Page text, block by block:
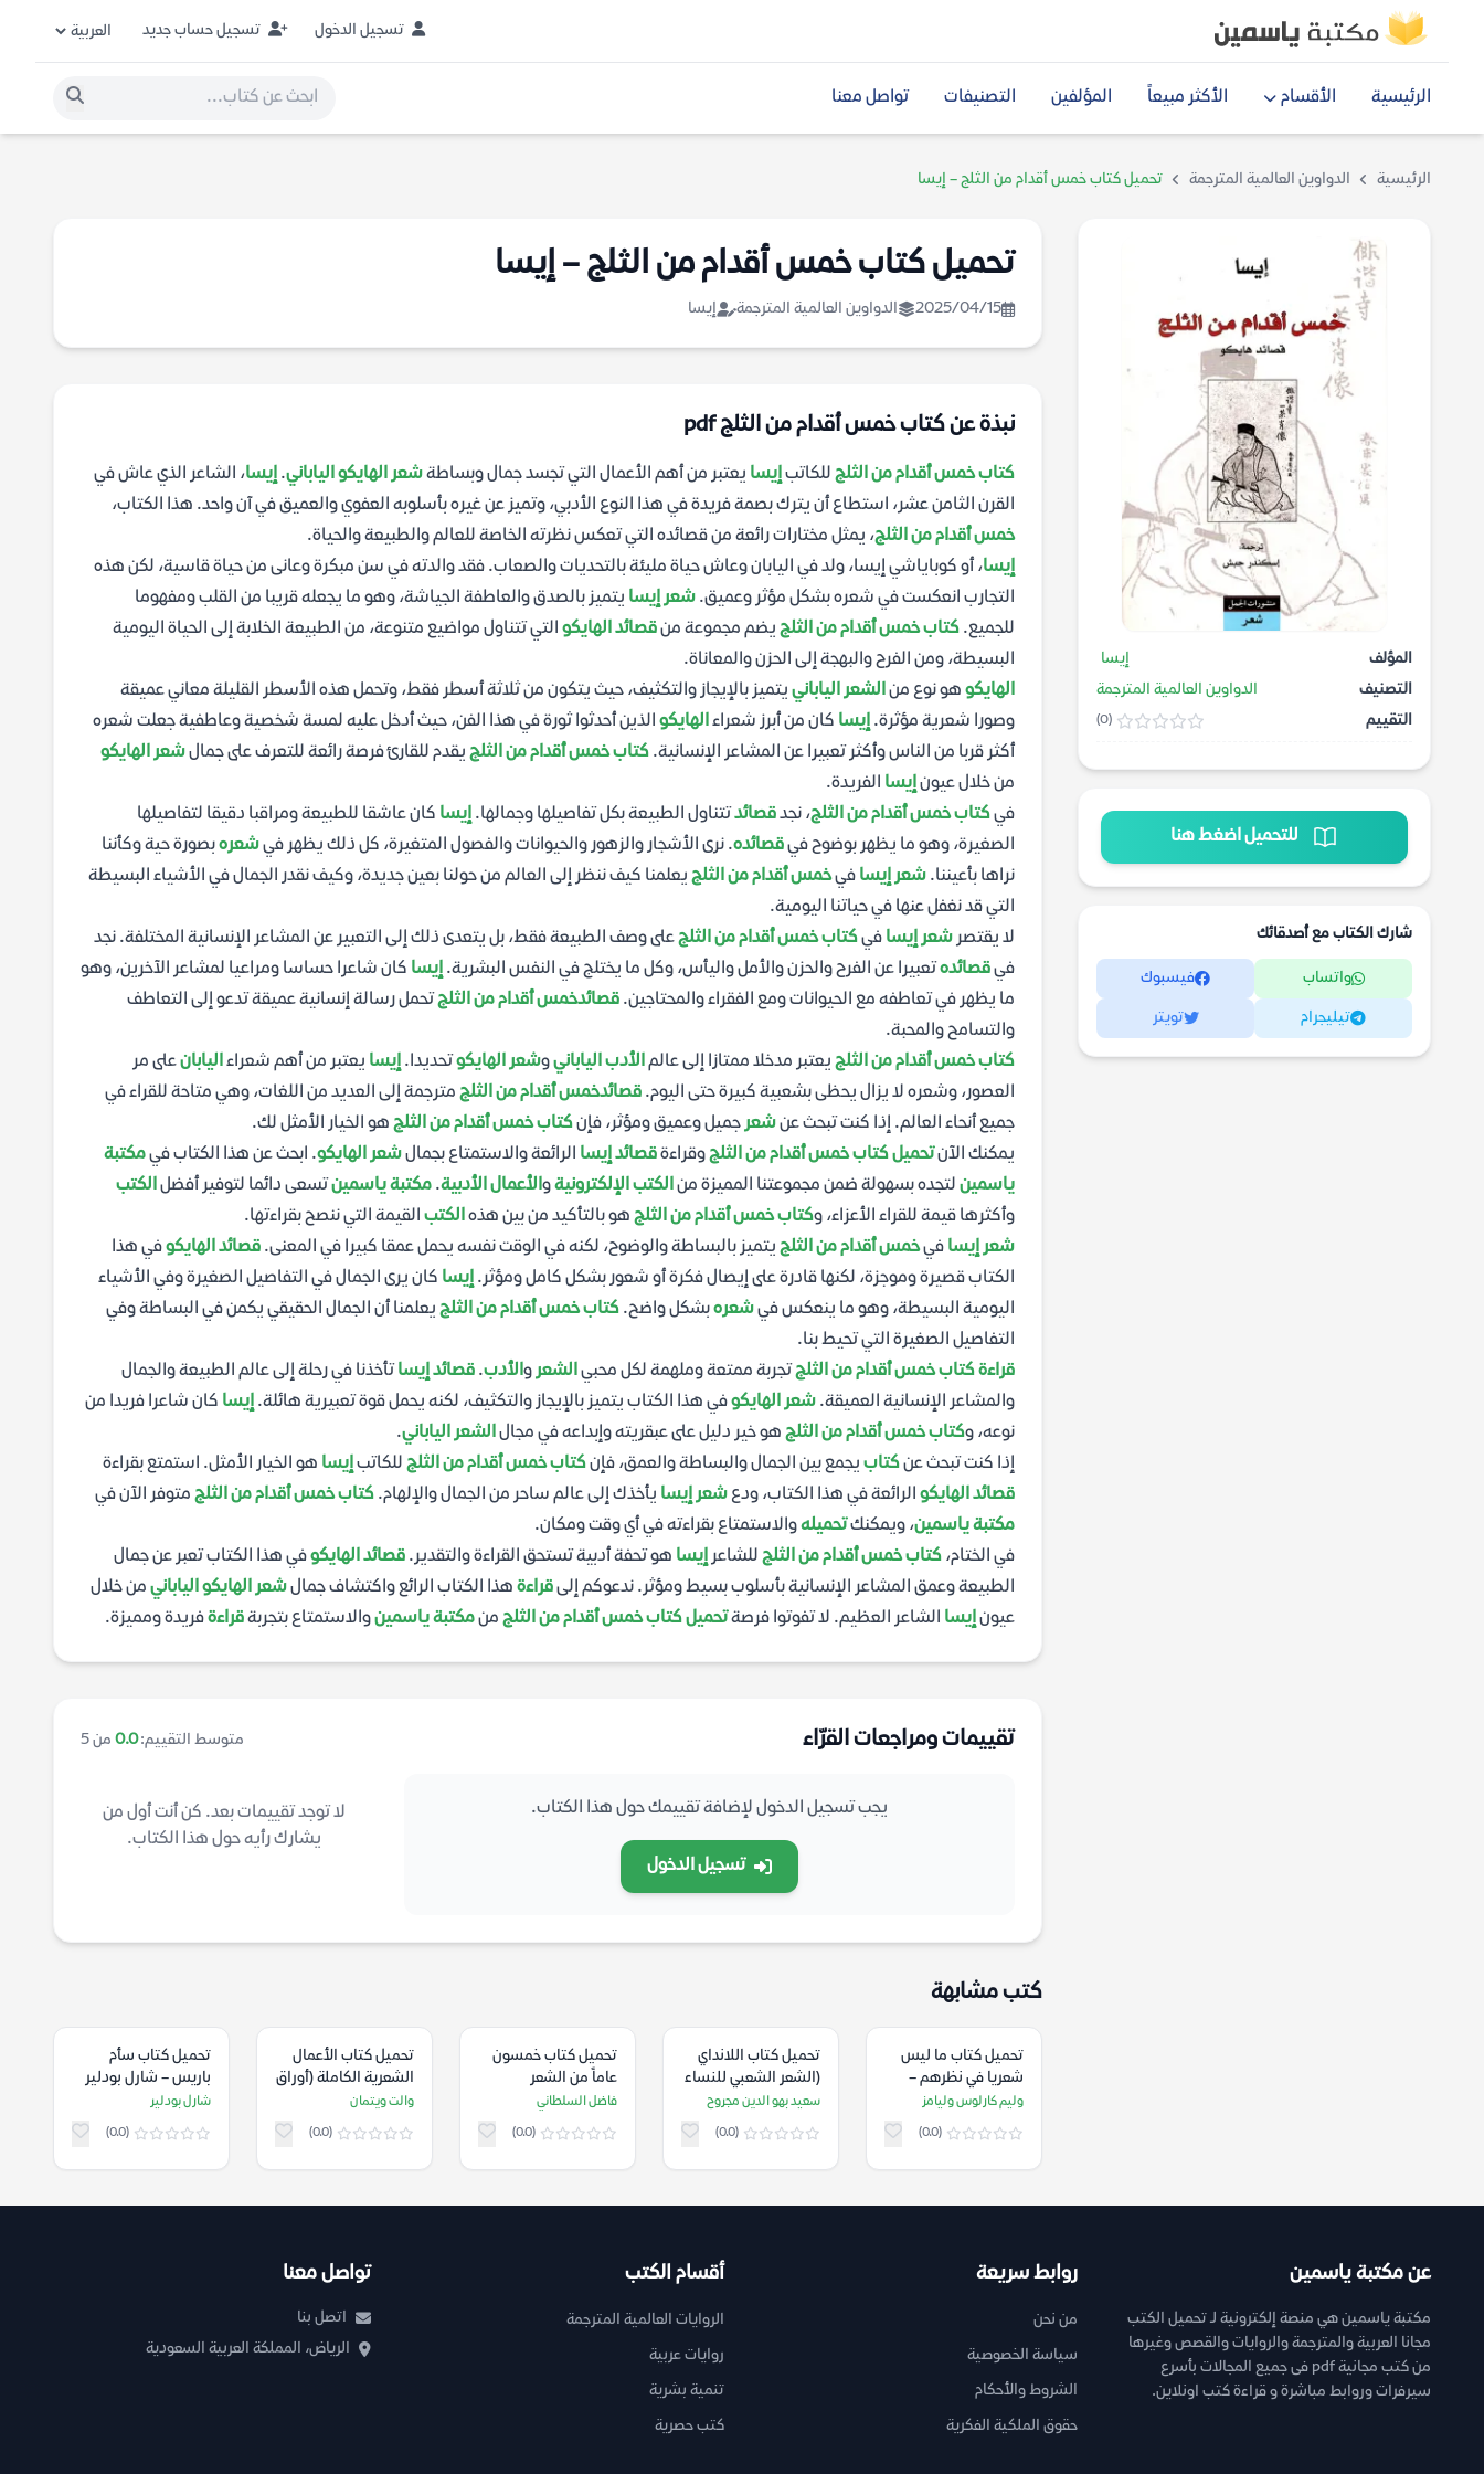
تسجيل الدخول تسجيل حساب جديد
الرئيسية الأقسام الأكثر مبيعاً المؤلفين التصنيفات تواصل معنا
الرئيسية الدواوين العالمية المترجمة تحميل كتاب خمس أقدام من الثلج – إيسا
المؤلف
إيسا
التصنيف
الدواوين العالمية المترجمة
التقييم
(0)
للتحميل اضغط هنا
شارك الكتاب مع أصدقائك
واتساب فيسبوك
تيليجرام تويتر
تحميل كتاب خمس أقدام من الثلج – إيسا
2025/04/15 الدواوين العالمية المترجمة إيسا
نبذة عن كتاب خمس أقدام من الثلج pdf
كتاب خمس أقدام من الثلج للكاتبإيسا يعتبر من أهم الأعمال التي تجسد جمال وبساطةشعر الهايكو الياباني. إيسا، الشاعر الذي عاش في
القرن الثامن عشر، استطاع أن يترك بصمة فريدة في هذا النوع الأدبي، وتميز عن غيره بأسلوبه العفوي والعميق في آن واحد. هذا الكتاب،
خمس أقدام من الثلج، يمثل مختارات رائعة من قصائده التي تعكس نظرته الخاصة للعالم والطبيعة والحياة.
إيسا، أو كوباياشي إيسا، ولد في اليابان وعاش حياة مليئة بالتحديات والصعاب. فقد والدته في سن مبكرة وعانى من حياة قاسية، لكن هذه
التجارب انعكست في شعره بشكل مؤثر وعميق. شعر إيسا يتميز بالصدق والعاطفة الجياشة، وهو ما يجعله قريبا من القلب ومفهوما
للجميع. كتاب خمس أقدام من الثلج يضم مجموعة منقصائد الهايكو التي تتناول مواضيع متنوعة، من الطبيعة الخلابة إلى الحياة اليومية
البسيطة، ومن الفرح والبهجة إلى الحزن والمعاناة.
الهايكو هو نوع منالشعر الياباني يتميز بالإيجاز والتكثيف، حيث يتكون من ثلاثة أسطر فقط، وتحمل هذه الأسطر القليلة معاني عميقة
وصورا شعرية مؤثرة. إيسا كان من أبرز شعراءالهايكو الذين أحدثوا ثورة في هذا الفن، حيث أدخل عليه لمسة شخصية وعاطفية جعلت شعره
أكثر قربا من الناس وأكثر تعبيرا عن المشاعر الإنسانية. كتاب خمس أقدام من الثلج يقدم للقارئ فرصة رائعة للتعرف على جمالشعر الهايكو
من خلال عيونإيسا الفريدة.
فيكتاب خمس أقدام من الثلج، نجدقصائدتتناول الطبيعة بكل تفاصيلها وجمالها. إيسا كان عاشقا للطبيعة ومراقبا دقيقا لتفاصيلها
الصغيرة، وهو ما يظهر بوضوح فيقصائده. نرى الأشجار والزهور والحيوانات والفصول المتغيرة، كل ذلك يظهر فيشعرهبصورة حية وكأننا
نراها بأعيننا. شعر إيسا فيخمس أقدام من الثلج يعلمنا كيف ننظر إلى العالم من حولنا بعين جديدة، وكيف نقدر الجمال في الأشياء البسيطة
التي قد نغفل عنها في حياتنا اليومية.
لا يقتصر شعر إيسا فيكتاب خمس أقدام من الثلجعلى وصف الطبيعة فقط، بل يتعدى ذلك إلى التعبير عن المشاعر الإنسانية المختلفة. نجد
فيقصائدهتعبيرا عن الفرح والحزن والأمل واليأس، وكل ما يختلج في النفس البشرية. إيسا كان شاعرا حساسا ومراعيا لمشاعر الآخرين، وهو
ما يظهر في تعاطفه مع الحيوانات ومع الفقراء والمحتاجين. قصائدخمس أقدام من الثلجتحمل رسالة إنسانية عميقة تدعو إلى التعاطف
والتسامح والمحبة.
كتاب خمس أقدام من الثلج يعتبر مدخلا ممتازا إلى عالمالأدب اليابانيوشعر الهايكوتحديدا. إيسا يعتبر من أهم شعراءاليابانعلى مر
العصور، وشعره لا يزال يحظى بشعبية كبيرة حتى اليوم. قصائدخمس أقدام من الثلج مترجمة إلى العديد من اللغات، وهي متاحة للقراء في
جميع أنحاء العالم. إذا كنت تبحث عنشعرجميل وعميق ومؤثر، فإنكتاب خمس أقدام من الثلج هو الخيار الأمثل لك.
يمكنك الآنتحميل كتاب خمس أقدام من الثلجوقراءةقصائد إيسا الرائعة والاستمتاع بجمالشعر الهايكو. ابحث عن هذا الكتاب فيمكتبة
ياسمين لتجده بسهولة ضمن مجموعتنا المميزة منالكتب الإلكترونيةوالأعمال الأدبية. مكتبة ياسمينتسعى دائما لتوفير أفضلالكتب
وأكثرها قيمة للقراء الأعزاء، وكتاب خمس أقدام من الثلج هو بالتأكيد من بين هذهالكتب القيمة التي ننصح بقراءتها.
شعر إيسا فيخمس أقدام من الثلج يتميز بالبساطة والوضوح، لكنه في الوقت نفسه يحمل عمقا كبيرا في المعنى. قصائد الهايكوفي هذا
الكتاب قصيرة وموجزة، لكنها قادرة على إيصال فكرة أو شعور بشكل كامل ومؤثر. إيسا كان يرى الجمال في التفاصيل الصغيرة وفي الأشياء
اليومية البسيطة، وهو ما ينعكس فيشعرهبشكل واضح. كتاب خمس أقدام من الثلج يعلمنا أن الجمال الحقيقي يكمن في البساطة وفي
التفاصيل الصغيرة التي تحيط بنا.
قراءة كتاب خمس أقدام من الثلجتجربة ممتعة وملهمة لكل محبيالشعروالأدب. قصائد إيساتأخذنا في رحلة إلى عالم الطبيعة والجمال
والمشاعر الإنسانية العميقة. شعر الهايكوفي هذا الكتاب يتميز بالإيجاز والتكثيف، لكنه يحمل قوة تعبيرية هائلة. إيسا كان شاعرا فريدا من
نوعه، وكتاب خمس أقدام من الثلج هو خير دليل على عبقريته وإبداعه في مجالالشعر الياباني.
إذا كنت تبحث عنكتاب يجمع بين الجمال والبساطة والعمق، فإنكتاب خمس أقدام من الثلج للكاتبإيسا هو الخيار الأمثل. استمتع بقراءة
قصائد الهايكو الرائعة في هذا الكتاب، ودع شعر إيسا يأخذك إلى عالم ساحر من الجمال والإلهام. كتاب خمس أقدام من الثلج متوفر الآن في
مكتبة ياسمين، ويمكنكتحميلهوالاستمتاع بقراءته في أي وقت ومكان.
في الختام، كتاب خمس أقدام من الثلج للشاعر إيسا هو تحفة أدبية تستحق القراءة والتقدير. قصائد الهايكوفي هذا الكتاب تعبر عن جمال
الطبيعة وعمق المشاعر الإنسانية بأسلوب بسيط ومؤثر. ندعوكم إلىقراءة هذا الكتاب الرائع واكتشاف جمالشعر الهايكو الياباني من خلال
عيونإيسا الشاعر العظيم. لا تفوتوا فرصةتحميل كتاب خمس أقدام من الثلج منمكتبة ياسمينوالاستمتاع بتجربةقراءةفريدة ومميزة.
تقييمات ومراجعات القرّاء متوسط التقييم:0.0 من 5
يجب تسجيل الدخول لإضافة تقييمك حول هذا الكتاب.
تسجيل الدخول
لا توجد تقييمات بعد. كن أنت أول من
يشارك رأيه حول هذا الكتاب.
كتب مشابهة
تحميل كتاب ما ليس
شعريا في نظرهم –
وليم كارلوس وليامز
وليم كارلوس وليامز
(0.0)
تحميل كتاب اللانداي
(الشعر الشعبي للنساء
البشتون) – سعيد بهو
سعيد بهو الدين مجروح
(0.0)
تحميل كتاب خمسون
عاماً من الشعر
2000) – فاضل
السلطاني
فاضل السلطاني
(0.0)
تحميل كتاب الأعمال
الشعرية الكاملة (أوراق
العشب) – والت ويتمان
والت ويتمان
(0.0)
تحميل كتاب سأم
باريس – شارل بودلير
شارل بودلير
(0.0)
عن مكتبة ياسمين
مكتبة ياسمين هي منصة إلكترونية لـ تحميل الكتب
مجانا العربية والمترجمة والروايات والقصص وغيرها
من كتب مجانية pdf فى جميع المجالات بأسرع
سيرفرات وروابط مباشرة و قراءة كتب اونلاين.
روابط سريعة
من نحن
سياسة الخصوصية
الشروط والأحكام
حقوق الملكية الفكرية
أقسام الكتب
الروايات العالمية المترجمة
روايات عربية
تنمية بشرية
كتب حصرية
تواصل معنا
اتصل بنا
الرياض، المملكة العربية السعودية